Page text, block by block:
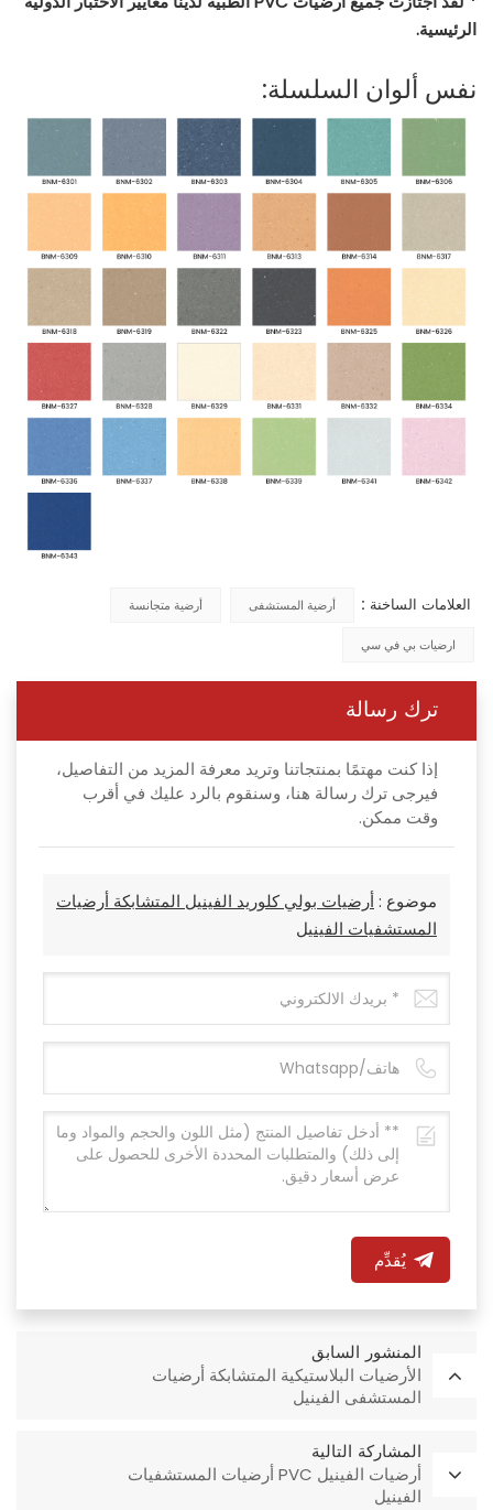
الرئيسية.
نفس ألوان السلسلة:
العلامات الساخنة : أرضية المستشفى أرضية متجانسة
ارضيات بي في سي
ترك رسالة
إذا كنت مهتمًا بمنتجاتنا وتريد معرفة المزيد من التفاصيل،
فيرجى ترك رسالة هنا، وسنقوم بالرد عليك في أقرب
وقت ممكن.
موضوع :أرضيات بولي كلوريد الفينيل المتشابكة أرضيات
المستشفيات الفينيل
يُقدِّم
المنشور السابق
الأرضيات البلاستيكية المتشابكة أرضيات
المستشفى الفينيل
المشاركة التالية
أرضيات الفينيل PVC أرضيات المستشفيات
الفينيل